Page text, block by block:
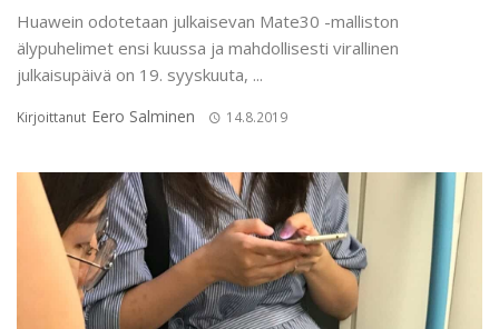
Huawein odotetaan julkaisevan Mate30 -malliston
älypuhelimet ensi kuussa ja mahdollisesti virallinen
julkaisupäivä on 19. syyskuuta, ...
Kirjoittanut Eero Salminen 14.8.2019